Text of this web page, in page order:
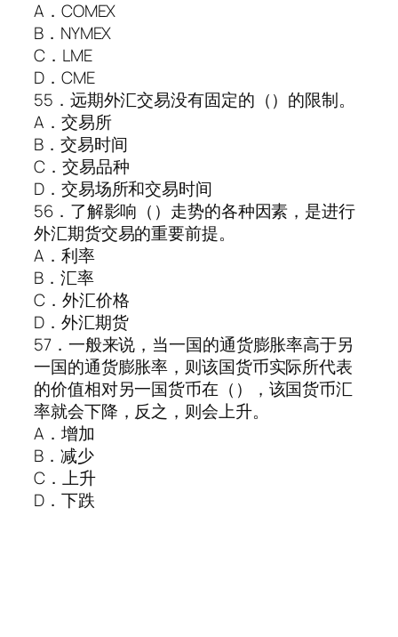
A．COMEX
B．NYMEX
C．LME
D．CME
55．远期外汇交易没有固定的（）的限制。
A．交易所
B．交易时间
C．交易品种
D．交易场所和交易时间
56．了解影响（）走势的各种因素，是进行
外汇期货交易的重要前提。
A．利率
B．汇率
C．外汇价格
D．外汇期货
57．一般来说，当一国的通货膨胀率高于另
一国的通货膨胀率，则该国货币实际所代表
的价值相对另一国货币在（），该国货币汇
率就会下降，反之，则会上升。
A．增加
B．减少
C．上升
D．下跌